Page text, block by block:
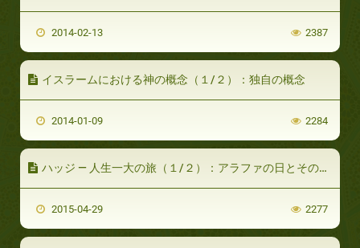
2014-02-13 2387
イスラームにおける神の概念（１/２）：独自の概念
2014-01-09 2284
ハッジ ― 人生一大の旅（１/２）：アラファの日とその準備
2015-04-29 2277